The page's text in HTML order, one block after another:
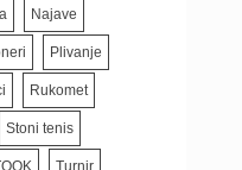
Najave
Plivanje
Rukomet
Stoni tenis
Turnir